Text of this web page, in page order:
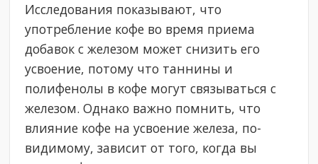
Исследования показывают, что
употребление кофе во время приема
добавок с железом может снизить его
усвоение, потому что таннины и
полифенолы в кофе могут связываться с
железом. Однако важно помнить, что
влияние кофе на усвоение железа, по-
видимому, зависит от того, когда вы